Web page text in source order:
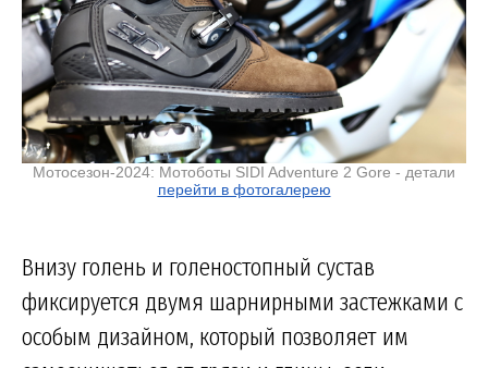
Мотосезон-2024: Мотоботы SIDI Adventure 2 Gore - детали
перейти в фотогалерею
Внизу голень и голеностопный сустав
фиксируется двумя шарнирными застежками с
особым дизайном, который позволяет им